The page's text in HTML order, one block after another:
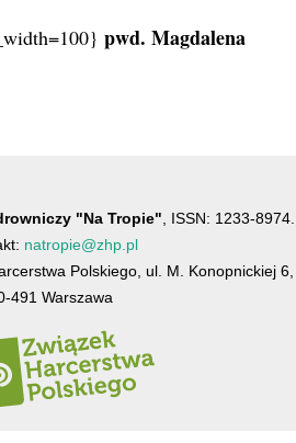
pwd. Magdalena
"Na Tropie" , ISSN: 1233-8974.
natropie@zhp.pl
Polskiego, ul. M. Konopnickiej 6,
491 Warszawa